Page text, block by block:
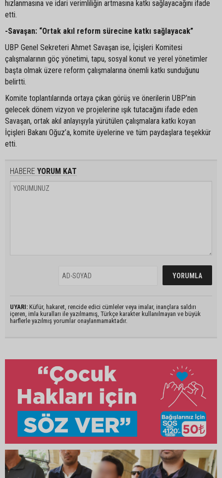
hızlanmasına ve idari verimliliğin artmasına katkı sağlayacağını ifade
etti.
-Savaşan: “Ortak akıl reform sürecine katkı sağlayacak”
UBP Genel Sekreteri Ahmet Savaşan ise, İçişleri Komitesi
çalışmalarının göç yönetimi, tapu, sosyal konut ve yerel yönetimler
başta olmak üzere reform çalışmalarına önemli katkı sunduğunu
belirtti.
Komite toplantılarında ortaya çıkan görüş ve önerilerin UBP’nin
gelecek dönem vizyon ve projelerine ışık tutacağını ifade eden
Savaşan, ortak akıl anlayışıyla yürütülen çalışmalara katkı koyan
İçişleri Bakanı Oğuz’a, komite üyelerine ve tüm paydaşlara teşekkür
etti.
HABERE YORUM KAT
UYARI: Küfür, hakaret, rencide edici cümleler veya imalar, inançlara saldırı
içeren, imla kuralları ile yazılmamış, Türkçe karakter kullanılmayan ve büyük
harflerle yazılmış yorumlar onaylanmamaktadır.